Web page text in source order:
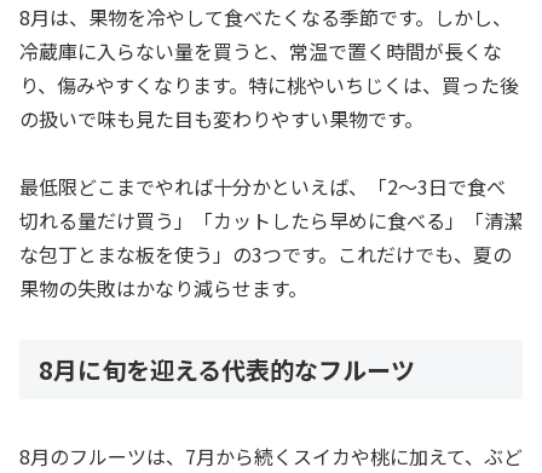
8月は、果物を冷やして食べたくなる季節です。しかし、
冷蔵庫に入らない量を買うと、常温で置く時間が長くな
り、傷みやすくなります。特に桃やいちじくは、買った後
の扱いで味も見た目も変わりやすい果物です。
最低限どこまでやれば十分かといえば、「2〜3日で食べ
切れる量だけ買う」「カットしたら早めに食べる」「清潔
な包丁とまな板を使う」の3つです。これだけでも、夏の
果物の失敗はかなり減らせます。
8月に旬を迎える代表的なフルーツ
8月のフルーツは、7月から続くスイカや桃に加えて、ぶど